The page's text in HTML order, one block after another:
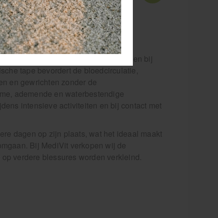
grote is zit op een rol van 31,5 meter.
CureTape SPORTS wordt net als
gewone CureTape gebruikt voor
het medical taping concept en zijn
ideaal voor gebruik in de fysio- en
massagepraktijk.
en pijnverlichting te bieden bij
tape bevordert de bloedcirculatie,
en gewrichten zonder de
ademende en waterbestendige
intensieve activiteiten en bij contact met
dagen op zijn plaats, wat het ideaal maakt
Bij MediVit verkopen wij de
verdere blessures worden verkleind.